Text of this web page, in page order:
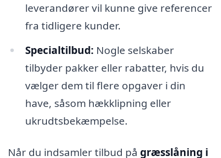
leverandører vil kunne give referencer
fra tidligere kunder.
Specialtilbud: Nogle selskaber
tilbyder pakker eller rabatter, hvis du
vælger dem til flere opgaver i din
have, såsom hækklipning eller
ukrudtsbekæmpelse.
Når du indsamler tilbud på græsslåning i